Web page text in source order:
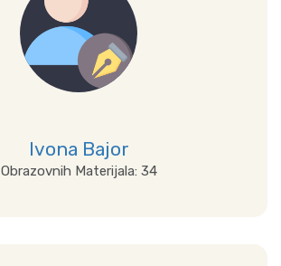
Ivona Bajor
Obrazovnih Materijala: 34